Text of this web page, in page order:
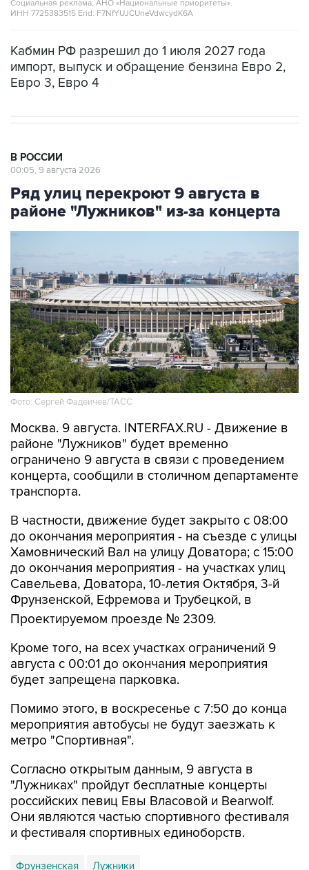
Кабмин РФ разрешил до 1 июля 2027 года
Евро 3, Евро 4
Ряд улиц перекроют 9 августа в
районе "Лужников" из-за концерта
Фото: Сергей Фадеичев/ТАСС
Москва. 9 августа. INTERFAX.RU - Движение в
ограничено 9 августа в связи с проведением
концерта, сообщили в столичном департаменте
транспорта.
В частности, движение будет закрыто с 08:00
Хамовнический Вал на улицу Доватора; с 15:00
до окончания мероприятия - на участках улиц
Савельева, Доватора, 10-летия Октября, 3-й
Фрунзенской, Ефремова и Трубецкой, в
Проектируемом проезде № 2309.
Кроме того, на всех участках ограничений 9
будет запрещена парковка.
Помимо этого, в воскресенье с 7:50 до конца
метро "Спортивная".
Согласно открытым данным, 9 августа в
российских певиц Евы Власовой и Bearwolf.
Они являются частью спортивного фестиваля
и фестиваля спортивных единоборств.
Фрунзенская Лужники